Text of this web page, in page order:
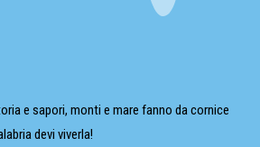
e sapori, monti e mare fanno da cornice
devi viverla!